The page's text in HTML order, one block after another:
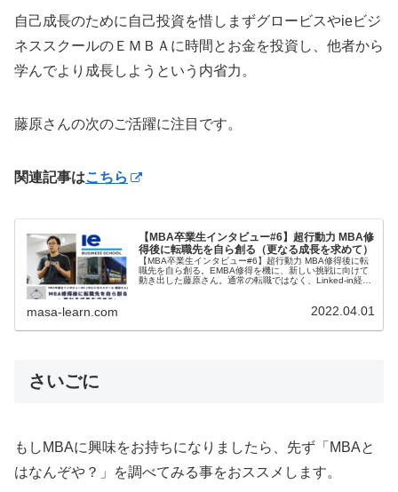
自己成長のために自己投資を惜しまずグロービスやieビジ
ネススクールのＥＭＢＡに時間とお金を投資し、他者から
学んでより成長しようという内省力。
藤原さんの次のご活躍に注目です。
関連記事はこちら
【MBA卒業生インタビュー#6】超行動力 MBA修
得後に転職先を自ら創る（更なる成長を求めて）
【MBA卒業生インタビュー#6】超行動力 MBA修得後に転
職先を自ら創る。EMBA修得を機に、新しい挑戦に向けて
動き出した藤原さん。通常の転職ではなく、Linked-in経由
masa-learn.com 2022.04.01
さいごに
もしMBAに興味をお持ちになりましたら、先ず「MBAと
はなんぞや？」を調べてみる事をおススメします。